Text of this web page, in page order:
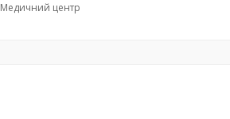
Медичний центр